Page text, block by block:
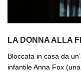
LA DONNA ALLA
Bloccata in casa da
infantile Anna Fox